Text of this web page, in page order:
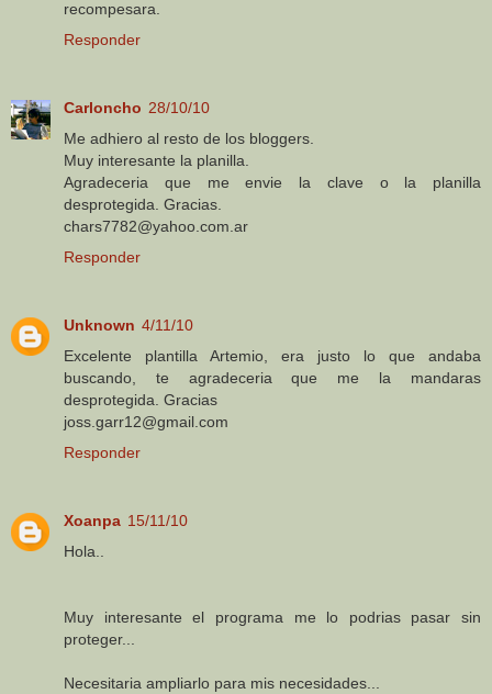
recompesara.
Responder
Carloncho 28/10/10
Me adhiero al resto de los bloggers.
Muy interesante la planilla.
Agradeceria que me envie la clave o la planilla
desprotegida. Gracias.
chars7782@yahoo.com.ar
Responder
Unknown 4/11/10
Excelente plantilla Artemio, era justo lo que andaba
buscando, te agradeceria que me la mandaras
desprotegida. Gracias
joss.garr12@gmail.com
Responder
Xoanpa 15/11/10
Hola..
Muy interesante el programa me lo podrias pasar sin
proteger...
Necesitaria ampliarlo para mis necesidades...